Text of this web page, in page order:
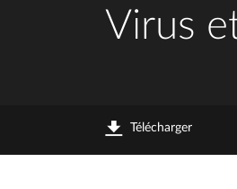
Virus
Télécharger